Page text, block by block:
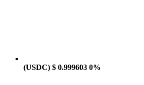
(USDC) $ 0.999603 0%